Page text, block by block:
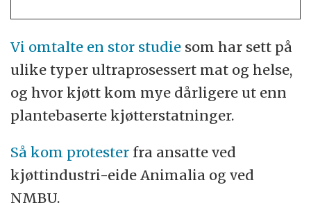
Vi omtalte en stor studie som har sett på
ulike typer ultraprosessert mat og helse,
og hvor kjøtt kom mye dårligere ut enn
plantebaserte kjøtterstatninger.
Så kom protester fra ansatte ved
kjøttindustri-eide Animalia og ved
NMBU.